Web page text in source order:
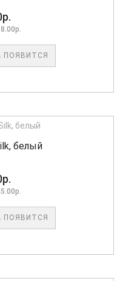
ПОЯВИТСЯ
белый
ПОЯВИТСЯ